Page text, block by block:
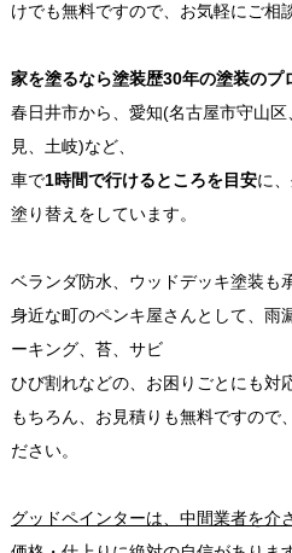
けでも無料ですので、お気軽にご相
家を塗るなら塗装歴30年の塗装のプ
春日井市から、愛知(名古屋市守山
見、土岐)など、
車で1時間で行けるところを目安に
塗り替えをしています。
ベランダ防水、ウッドデッキ塗装も
身近な町のペンキ屋さんとして、雨
ーキング、苔、サビ
ひび割れなどの、お困りごとにも対
もちろん、お見積りも無料ですので
ださい。
グッドペインターは、中間業者を介